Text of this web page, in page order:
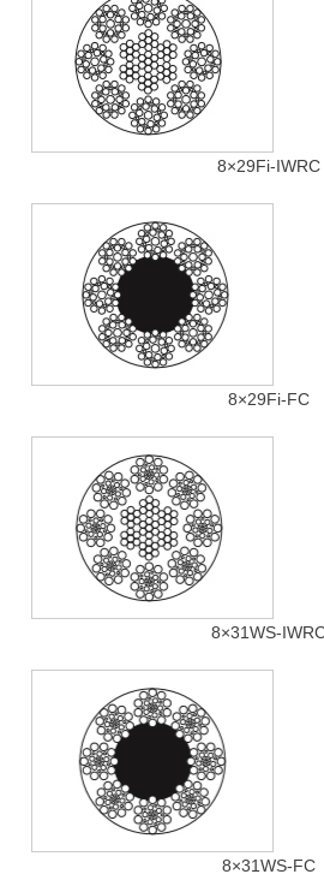
8×29Fi-IWRC
8×29Fi-FC
8×31WS-
8×31WS-FC